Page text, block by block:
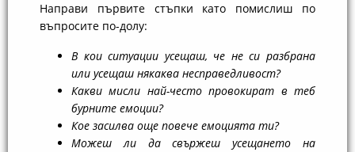
Направи първите стъпки като помислиш по
въпросите по-долу:
В кои ситуации усещаш, че не си разбрана
или усещаш някаква несправедливост?
Какви мисли най-често провокират в теб
бурните емоции?
Кое засилва още повече емоцията ти?
Можеш ли да свържеш усещането на